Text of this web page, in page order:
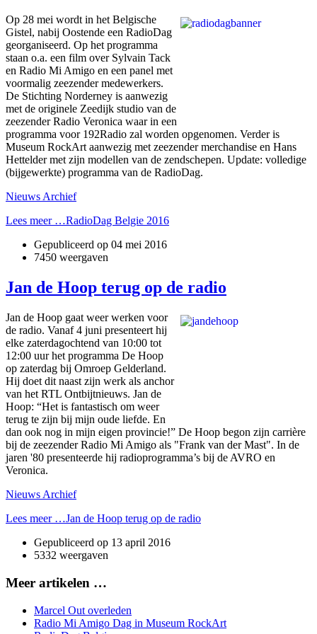
Op 28 mei wordt in het Belgische
Gistel, nabij Oostende een RadioDag
georganiseerd. Op het programma
staan o.a. een film over Sylvain Tack
en Radio Mi Amigo en een panel met
voormalig zeezender medewerkers.
De Stichting Norderney is aanwezig
met de originele Zeedijk studio van de
zeezender Radio Veronica waar in een
programma voor 192Radio zal worden opgenomen. Verder is
Museum RockArt aanwezig met zeezender merchandise en Hans
Hettelder met zijn modellen van de zendschepen. Update: volledige
(bijgewerkte) programma van de RadioDag.
Nieuws Archief
Lees meer …RadioDag Belgie 2016
Gepubliceerd op 04 mei 2016
7450 weergaven
Jan de Hoop terug op de radio
Jan de Hoop gaat weer werken voor
de radio. Vanaf 4 juni presenteert hij
elke zaterdagochtend van 10:00 tot
12:00 uur het programma De Hoop
op zaterdag bij Omroep Gelderland.
Hij doet dit naast zijn werk als anchor
van het RTL Ontbijtnieuws. Jan de
Hoop: “Het is fantastisch om weer
terug te zijn bij mijn oude liefde. En
dan ook nog in mijn eigen provincie!” De Hoop begon zijn carrière
bij de zeezender Radio Mi Amigo als "Frank van der Mast". In de
jaren '80 presenteerde hij radioprogramma’s bij de AVRO en
Veronica.
Nieuws Archief
Lees meer …Jan de Hoop terug op de radio
Gepubliceerd op 13 april 2016
5332 weergaven
Meer artikelen …
Marcel Out overleden
Radio Mi Amigo Dag in Museum RockArt